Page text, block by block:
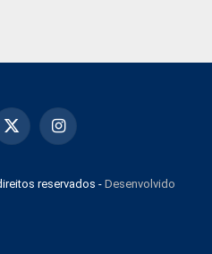
X
Instagram
reservados - Desenvolvido